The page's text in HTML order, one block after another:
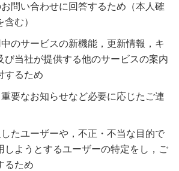
問い合わせに回答するため（本人確
む）
のサービスの新機能，更新情報，キ
び当社が提供する他のサービスの案内
するため
要なお知らせなど必要に応じたご連
たユーザーや，不正・不当な目的で
しようとするユーザーの特定をし，ご
るため